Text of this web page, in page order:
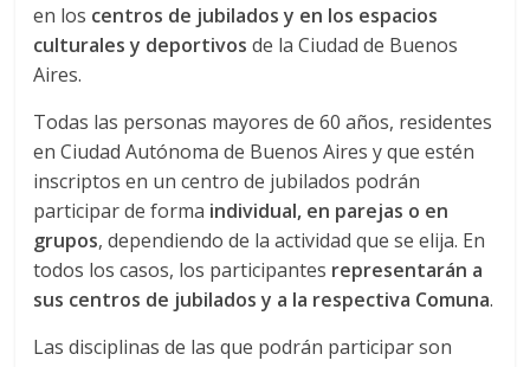
en los centros de jubilados y en los espacios
culturales y deportivos de la Ciudad de Buenos
Aires.
Todas las personas mayores de 60 años, residentes
en Ciudad Autónoma de Buenos Aires y que estén
inscriptos en un centro de jubilados podrán
participar de forma individual, en parejas o en
grupos, dependiendo de la actividad que se elija. En
todos los casos, los participantes representarán a
sus centros de jubilados y a la respectiva Comuna.
Las disciplinas de las que podrán participar son